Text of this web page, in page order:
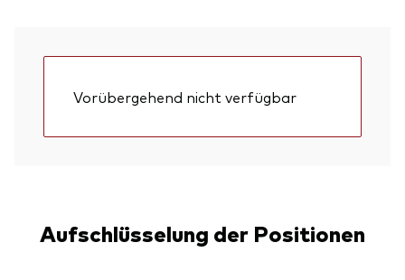
Vorübergehend nicht verfügbar
Aufschlüsselung der Positionen